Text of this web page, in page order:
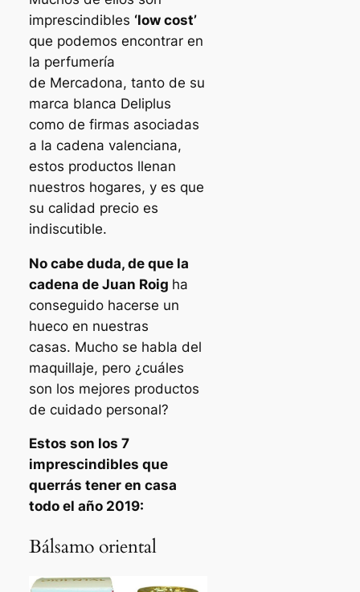
imprescindibles ‘low cost’
que podemos encontrar en
la perfumería
de Mercadona, tanto de su
marca blanca Deliplus
como de firmas asociadas
a la cadena valenciana,
estos productos llenan
nuestros hogares, y es que
su calidad precio es
indiscutible.
No cabe duda, de que la
cadena de Juan Roig ha
conseguido hacerse un
hueco en nuestras
casas. Mucho se habla del
maquillaje, pero ¿cuáles
son los mejores productos
de cuidado personal?
Estos son los 7
imprescindibles que
querrás tener en casa
todo el año 2019:
Bálsamo oriental